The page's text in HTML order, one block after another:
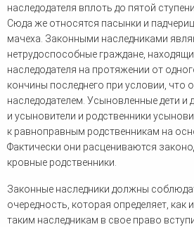
наследодателя вплоть до пятой
Сюда же относятся пасынки и
мачеха. Законными наследниками
нетрудоспособные граждане,
наследодателя на протяжении от
кончины последнего при условии, что
наследодателем. Усыновленные дети и
и усыновители и родственники
к равноправным родственникам на
Фактически они расцениваются
кровные родственники.
Законные наследники должны
очередность, которая определяет, как
таким наследникам в свое право